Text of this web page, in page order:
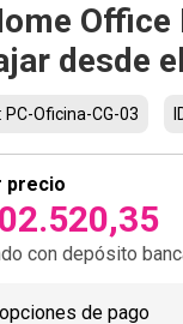
desde
PC-Oficina-CG-03
precio
con depósito
de pago